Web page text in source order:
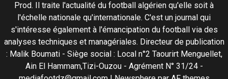
Prod. Il traite l'actualité du football algérien qu'elle soit à
l'échelle nationale qu'internationale. C'est un journal qui
s'intéresse également à l'émancipation du football via des
analyses techniques et managériales. Directeur de publication
: Malik Boumati - Siège social : Local n°2 Taourirt Menguellet,
Ain El Hammam,Tizi-Ouzou - Agrément N° 31/24 -